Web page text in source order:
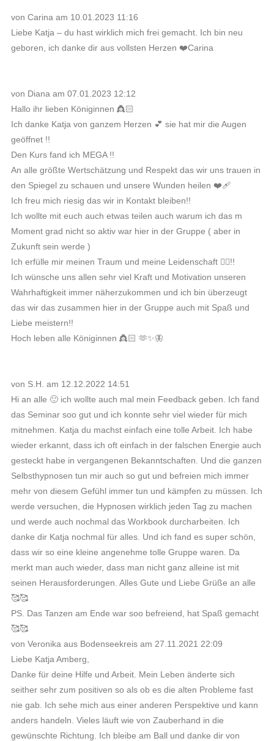
von Carina am 10.01.2023 11:16
Liebe Katja – du hast wirklich mich frei gemacht. Ich bin neu
geboren, ich danke dir aus vollsten Herzen ❤️Carina
von Diana am 07.01.2023 12:12
Hallo ihr lieben Königinnen 👸🏻
Ich danke Katja von ganzem Herzen 💕 sie hat mir die Augen
geöffnet !!
Den Kurs fand ich MEGA !!
An alle größte Wertschätzung und Respekt das wir uns trauen in
den Spiegel zu schauen und unsere Wunden heilen ❤️‍🩹
Ich freu mich riesig das wir in Kontakt bleiben!!
Ich wollte mit euch auch etwas teilen auch warum ich das m
Moment grad nicht so aktiv war hier in der Gruppe ( aber in
Zukunft sein werde )
Ich erfülle mir meinen Traum und meine Leidenschaft ❤️‍🔥!!
Ich wünsche uns allen sehr viel Kraft und Motivation unseren
Wahrhaftigkeit immer näherzukommen und ich bin überzeugt
das wir das zusammen hier in der Gruppe auch mit Spaß und
Liebe meistern!!
Hoch leben alle Königinnen 👸🏻 🫶✨🦋
von S.H. am 12.12.2022 14:51
Hi an alle 🙂 ich wollte auch mal mein Feedback geben. Ich fand
das Seminar soo gut und ich konnte sehr viel wieder für mich
mitnehmen. Katja du machst einfach eine tolle Arbeit. Ich habe
wieder erkannt, dass ich oft einfach in der falschen Energie auch
gesteckt habe in vergangenen Bekanntschaften. Und die ganzen
Selbsthypnosen tun mir auch so gut und befreien mich immer
mehr von diesem Gefühl immer tun und kämpfen zu müssen. Ich
werde versuchen, die Hypnosen wirklich jeden Tag zu machen
und werde auch nochmal das Workbook durcharbeiten. Ich
danke dir Katja nochmal für alles. Und ich fand es super schön,
dass wir so eine kleine angenehme tolle Gruppe waren. Da
merkt man auch wieder, dass man nicht ganz alleine ist mit
seinen Herausforderungen. Alles Gute und Liebe Grüße an alle
🥰🥰
PS. Das Tanzen am Ende war soo befreiend, hat Spaß gemacht
🥰🥰
von Veronika aus Bodenseekreis am 27.11.2021 22:09
Liebe Katja Amberg,
Danke für deine Hilfe und Arbeit. Mein Leben änderte sich
seither sehr zum positiven so als ob es die alten Probleme fast
nie gab. Ich sehe mich aus einer anderen Perspektive und kann
anders handeln. Vieles läuft wie von Zauberhand in die
gewünschte Richtung. Ich bleibe am Ball und danke dir von